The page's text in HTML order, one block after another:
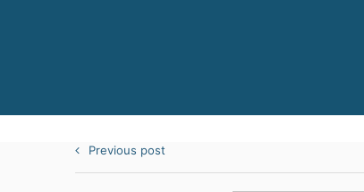
Previous post